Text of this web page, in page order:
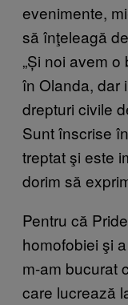
evenimente,
să înţeleagă
„Și noi avem
în Olanda, dar
drepturi civile
Sunt înscrise
treptat şi este
dorim să
Pentru că
homofobiei şi
m-am bucurat
care lucrează